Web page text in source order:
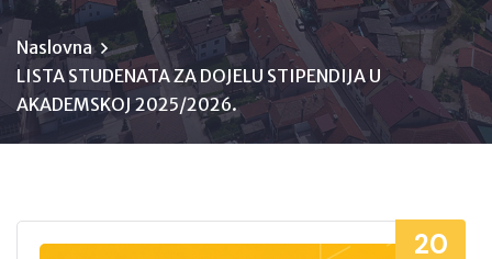
Naslovna
LISTA STUDENATA ZA DOJELU STIPENDIJA U
AKADEMSKOJ 2025/2026.
20